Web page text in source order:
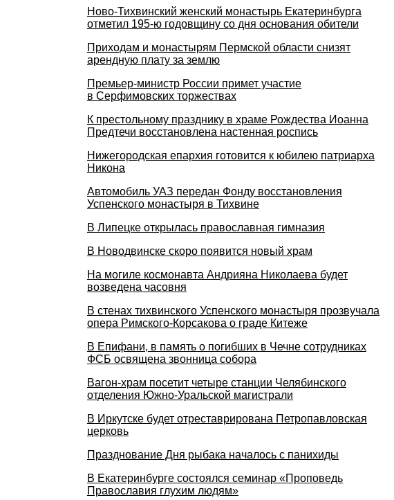
Ново-Тихвинский женский монастырь Екатеринбурга
отметил 195-ю годовщину со дня основания обители
Приходам и монастырям Пермской области снизят
арендную плату за землю
Премьер-министр России примет участие
в Серфимовских торжествах
К престольному празднику в храме Рождества Иоанна
Предтечи восстановлена настенная роспись
Нижегородская епархия готовится к юбилею патриарха
Никона
Автомобиль УАЗ передан Фонду восстановления
Успенского монастыря в Тихвине
В Липецке открылась православная гимназия
В Новодвинске скоро появится новый храм
На могиле космонавта Андрияна Николаева будет
возведена часовня
В стенах тихвинского Успенского монастыря прозвучала
опера Римского-Корсакова о граде Китеже
В Епифани, в память о погибших в Чечне сотрудниках
ФСБ освящена звонница собора
Вагон-храм посетит четыре станции Челябинского
отделения Южно-Уральской магистрали
В Иркутске будет отреставрирована Петропавловская
церковь
Празднование Дня рыбака началось с панихиды
В Екатеринбурге состоялся семинар «Проповедь
Православия глухим людям»